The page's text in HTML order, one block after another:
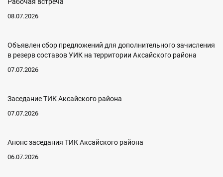
08.07.2026
Объявлен сбор предложений для дополнительного зачисления
в резерв составов УИК на территории Аксайского района
07.07.2026
Заседание ТИК Аксайского района
07.07.2026
Анонс заседания ТИК Аксайского района
06.07.2026